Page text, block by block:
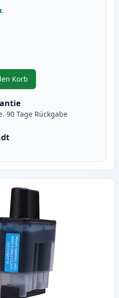
um anzupassen
Korb
, 2 stück Brother LC900BK
90 Tage Rückgabe